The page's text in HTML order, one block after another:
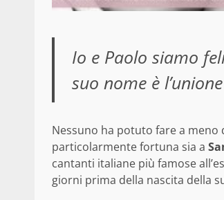
Io e Paolo siamo
suo nome è
Nessuno ha potuto fare a meno
particolarmente fortuna sia a
cantanti italiane più famose
giorni prima della nascita della